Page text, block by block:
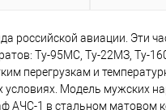
российской авиации. Эти
Ту-95МС, Ту-22МЗ, Ту-
перегрузкам и
Модель мужских
АЧС-1 в стальном матовом